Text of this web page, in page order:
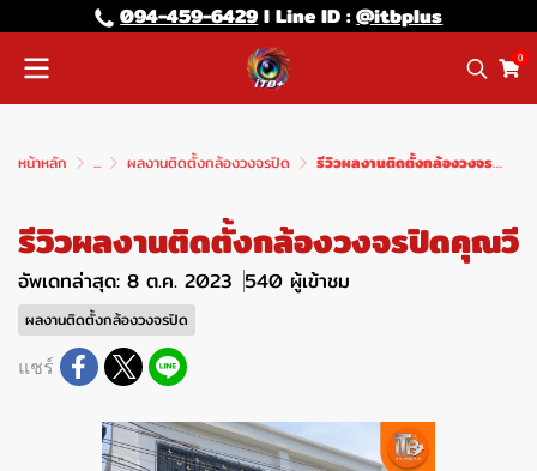
094-459-6429l Line lD :@itbplus
0
หน้าหลัก ... ผลงานติดตั้งกล้องวงจรปิด รีวิวผลงานติดตั้งกล้องวงจรปิดคุณวี
รีวิวผลงานติดตั้งกล้องวงจรปิดคุณวี
อัพเดทล่าสุด: 8 ต.ค. 2023 540 ผู้เข้าชม
ผลงานติดตั้งกล้องวงจรปิด
แชร์